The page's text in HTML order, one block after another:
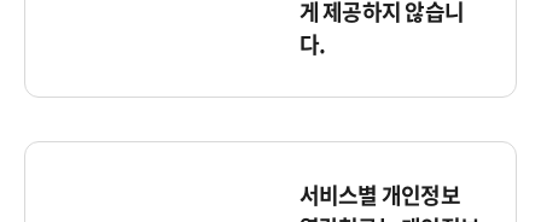
게 제공하지 않습니
다.
서비스별 개인정보